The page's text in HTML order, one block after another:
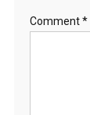
Comment*